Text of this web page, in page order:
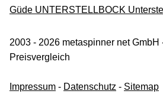
Güde UNTERSTELLBOCK
2003 - 2026 metaspinner net GmbH
Preisvergleich
Impressum - Datenschutz - Sitemap